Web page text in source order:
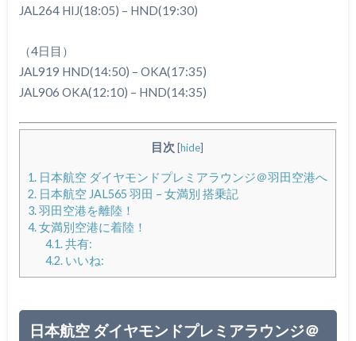
JAL264 HIJ(18:05) – HND(19:30)
（4日目）
JAL919 HND(14:50) – OKA(17:35)
JAL906 OKA(12:10) – HND(14:35)
目次 [hide]
1.日本航空 ダイヤモンドプレミアラウンジ＠羽田空港へ
2.日本航空 JAL565 羽田 – 女満別 搭乗記
3.羽田空港を離陸！
4.女満別空港に着陸！
4.1.共有:
4.2.いいね:
日本航空 ダイヤモンドプレミアラウンジ＠